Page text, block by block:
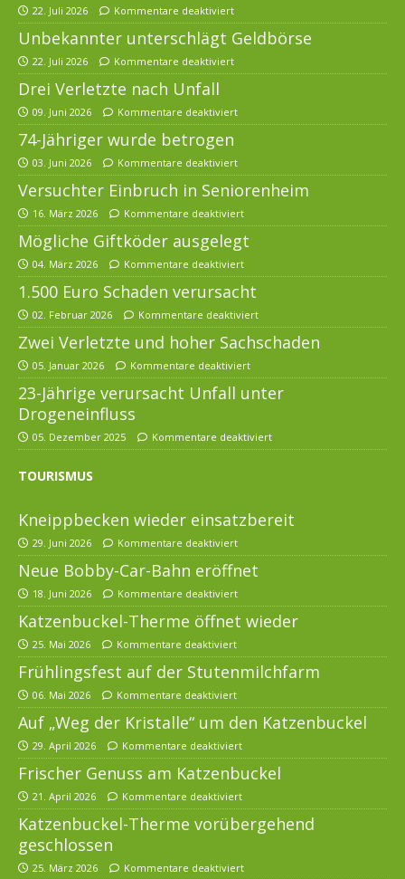
22. Juli 2026 Kommentare deaktiviert
Unbekannter unterschlägt Geldbörse
22. Juli 2026 Kommentare deaktiviert
Drei Verletzte nach Unfall
09. Juni 2026 Kommentare deaktiviert
74-Jähriger wurde betrogen
03. Juni 2026 Kommentare deaktiviert
Versuchter Einbruch in Seniorenheim
16. März 2026 Kommentare deaktiviert
Mögliche Giftköder ausgelegt
04. März 2026 Kommentare deaktiviert
1.500 Euro Schaden verursacht
02. Februar 2026 Kommentare deaktiviert
Zwei Verletzte und hoher Sachschaden
05. Januar 2026 Kommentare deaktiviert
23-Jährige verursacht Unfall unter
Drogeneinfluss
05. Dezember 2025 Kommentare deaktiviert
TOURISMUS
Kneippbecken wieder einsatzbereit
29. Juni 2026 Kommentare deaktiviert
Neue Bobby-Car-Bahn eröffnet
18. Juni 2026 Kommentare deaktiviert
Katzenbuckel-Therme öffnet wieder
25. Mai 2026 Kommentare deaktiviert
Frühlingsfest auf der Stutenmilchfarm
06. Mai 2026 Kommentare deaktiviert
Auf „Weg der Kristalle“ um den Katzenbuckel
29. April 2026 Kommentare deaktiviert
Frischer Genuss am Katzenbuckel
21. April 2026 Kommentare deaktiviert
Katzenbuckel-Therme vorübergehend
geschlossen
25. März 2026 Kommentare deaktiviert